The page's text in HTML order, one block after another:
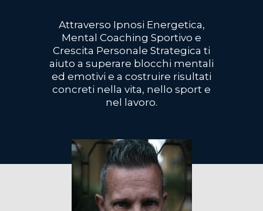
Attraverso Ipnosi Energetica,
Mental Coaching Sportivo e
Crescita Personale Strategica ti
aiuto a superare blocchi mentali
ed emotivi e a costruire risultati
concreti nella vita, nello sport e
nel lavoro.